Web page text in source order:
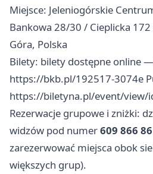
Miejsce: Jeleniogórskie
Bankowa 28/30 / Cieplicka 172
Góra, Polska
Bilety: bilety dostępne online
https://bkb.pl/192517-3074e
https://biletyna.pl/event/view/
Rezerwacje grupowe i zniżki:
widzów pod numer609 866
zarezerwować miejsca obok
większych grup).